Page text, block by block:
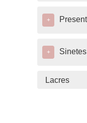
+
+ Sinetes
Lacres